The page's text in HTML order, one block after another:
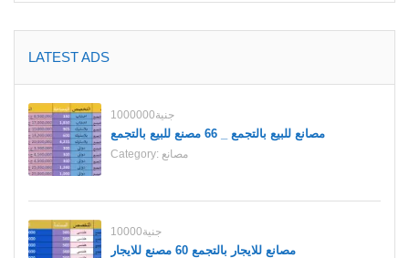
LATEST ADS
1000000جنية
مصانع للبيع بالتجمع _ 66 مصنع للبيع بالتجمع
Category: مصانع
10000جنية
مصانع للايجار بالتجمع 60 مصنع للايجار